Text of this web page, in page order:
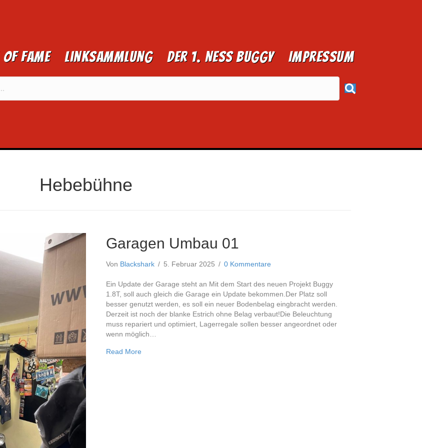
Fame Linksammlung Der 1. NESS BUGGY Impressum
Hebebühne
Garagen Umbau 01
Von Blackshark / 5. Februar 2025 / 0 Kommentare
Ein Update der Garage steht an Mit dem Start des neuen Projekt Buggy
1.8T, soll auch gleich die Garage ein Update bekommen.Der Platz soll
besser genutzt werden, es soll ein neuer Bodenbelag eingbracht werden.
Derzeit ist noch der blanke Estrich ohne Belag verbaut!Die Beleuchtung
muss repariert und optimiert, Lagerregale sollen besser angeordnet oder
wenn möglich…
Read More